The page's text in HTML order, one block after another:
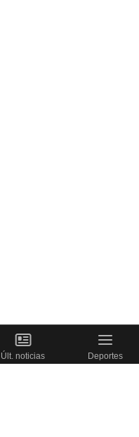
Últ. noticias Deportes